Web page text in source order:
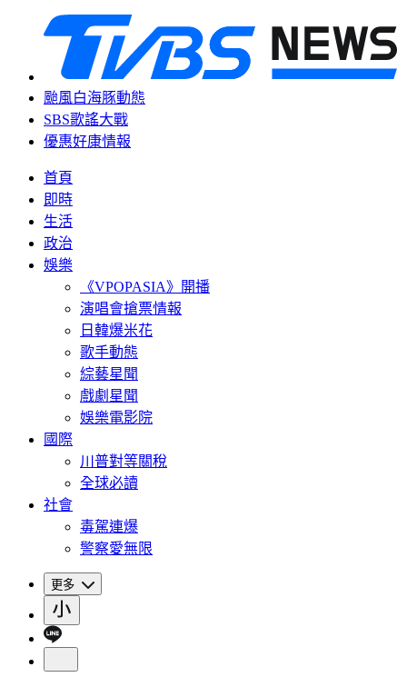
颱風白海豚動態
SBS歌謠大戰
優惠好康情報
首頁
即時
生活
政治
娛樂
《VPOPASIA》開播
演唱會搶票情報
日韓爆米花
歌手動態
綜藝星聞
戲劇星聞
娛樂電影院
國際
川普對等關稅
全球必讀
社會
毒駕連爆
警察愛無限
更多